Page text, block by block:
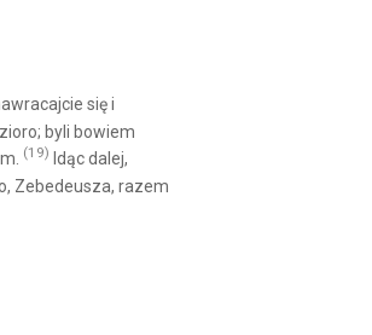
się i
byli bowiem
(19) Idąc dalej,
Zebedeusza, razem